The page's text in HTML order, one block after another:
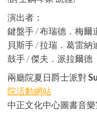
演出者：
鍵盤手 / 布瑞德．梅爾
貝斯手 / 拉瑞．葛雷納
鼓手 / 傑夫．派拉爾德
兩廳院夏日爵士派對
院活動網站
中正文化中心圖書音樂